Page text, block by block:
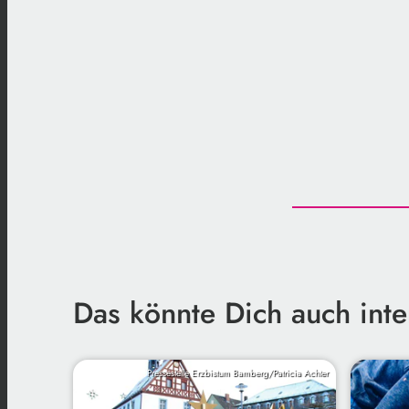
Das könnte Dich auch
Pressestelle Erzbistum Bamberg/Patricia Achter